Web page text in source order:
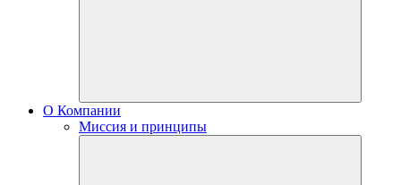
О Компании
Миссия и принципы